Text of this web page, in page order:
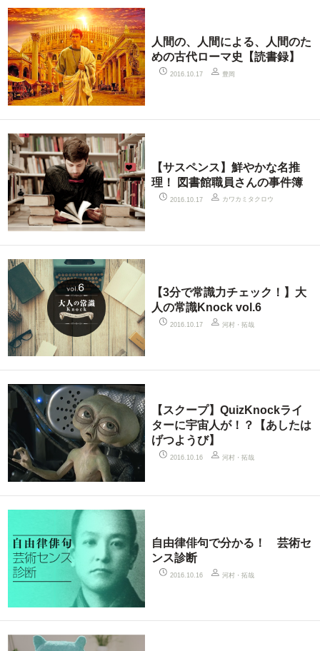
人間の、人間による、人間のた
めの古代ローマ史【読書録】
2016.10.17 豊岡
【サスペンス】鮮やかな名推
理！ 図書館職員さんの事件簿
2016.10.17 カワカミタクロウ
【3分で常識力チェック！】大
人の常識Knock vol.6
2016.10.17 河村・拓哉
【スクープ】QuizKnockライ
ターに宇宙人が！？【あしたは
げつようび】
2016.10.16 河村・拓哉
自由律俳句で分かる！ 芸術セ
ンス診断
2016.10.16 河村・拓哉